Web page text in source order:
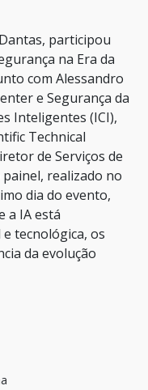
participou
na Era da
com Alessandro
e Segurança da
Inteligentes (ICI),
Technical
de Serviços de
realizado no
dia do evento,
a IA está
tecnológica, os
da evolução